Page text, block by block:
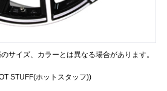
サイズ、カラーとは異なる場合があります。
STUFF(ホットスタッフ))